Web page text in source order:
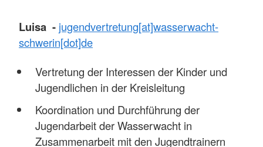
Luisa - jugendvertretung[at]wasserwacht-
schwerin[dot]de
Vertretung der Interessen der Kinder und
Jugendlichen in der Kreisleitung
Koordination und Durchführung der
Jugendarbeit der Wasserwacht in
Zusammenarbeit mit den Jugendtrainern